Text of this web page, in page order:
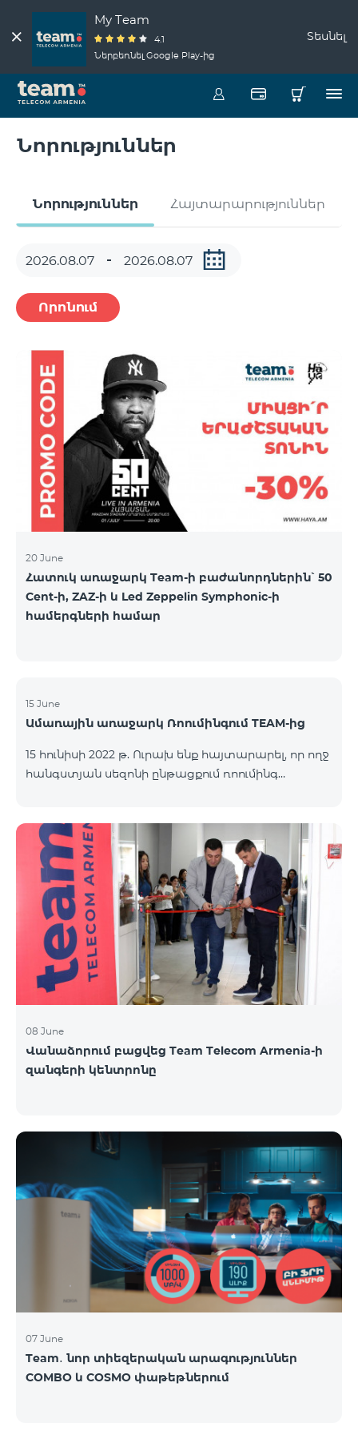
My Team
4.1
Ներբեռնել Google Play-ից
Տեսնել
Նորություններ
Նորություններ Հայտարարություններ
Որոնում
20 June
Հատուկ առաջարկ Team-ի բաժանորդներին՝ 50
Cent-ի, ZAZ-ի և Led Zeppelin Symphonic-ի
համերգների համար
15 June
Ամառային առաջարկ Ռոումինգում TEAM-ից
15 հունիսի 2022 թ. Ուրախ ենք հայտարարել, որ ողջ
հանգստյան սեզոնի ընթացքում ռոումինգ
մեր բաժանորդները կկարողանան օգտվել 9000
դրամով 12000 դրամի փոխարեն: «Ռոումինգ
փաթեթ 1000 ՄԲ» ծառայությունը հասանելի կլինի
4500 դրամով 6000 դրամի փոխարեն, իսկ
«Ռոումինգ փաթեթ 500 ՄԲ» ծառայությունը՝ 2625
դրամ 3500 դրամի փոխարեն: Նշված ինտերնետ
փաթեթներից մեր բաժանորդները կկարողանան
օգտվել աշխարհի ավելի քան 65 երկրում՝
Եվրոպայում, Մ
08 June
Վանաձորում բացվեց Team Telecom Armenia-ի
զանգերի կենտրոնը
07 June
Team․ նոր տիեզերական արագություններ
COMBO և COSMO փաթեթներում